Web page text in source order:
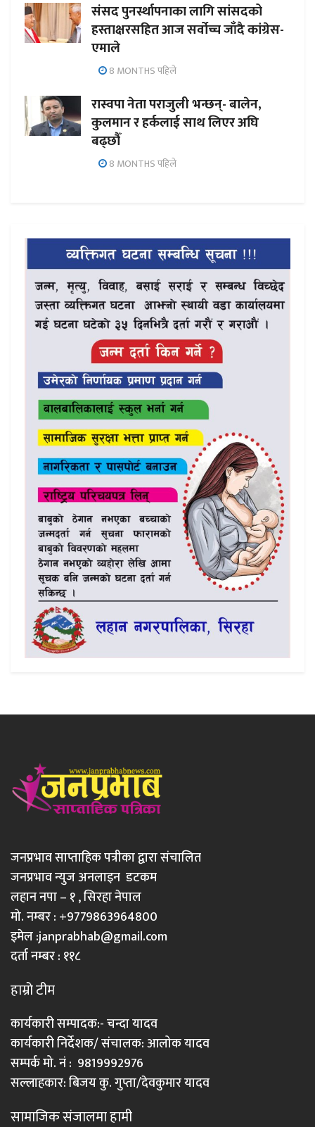
संसद पुनर्स्थापनाका लागि सांसदको
हस्ताक्षरसहित आज सर्वोच्च जाँदै कांग्रेस-
एमाले
8 MONTHS पहिले
रास्वपा नेता पराजुली भन्छन्- बालेन,
कुलमान र हर्कलाई साथ लिएर अघि
बढ्छौँ
8 MONTHS पहिले
जनप्रभाव साप्ताहिक पत्रीका द्वारा संचालित
जनप्रभाव न्युज अनलाइन डटकम
लहान नपा – १ , सिरहा नेपाल
मो. नम्बर : +9779863964800
इमेल :janprabhab@gmail.com
दर्ता नम्बर : ११८
हाम्रो टीम
कार्यकारी सम्पादक:- चन्दा यादव
कार्यकारी निर्देशक/ संचालक: आलोक यादव
सम्पर्क मो. नं : 9819992976
सल्लाहकार: बिजय कु. गुप्ता/देवकुमार यादव
सामाजिक संजालमा हामी